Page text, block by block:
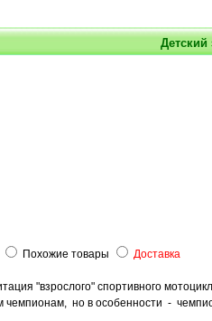
Похожие товары Доставка
"взрослого" спортивного
чемпионам, но в особенности -